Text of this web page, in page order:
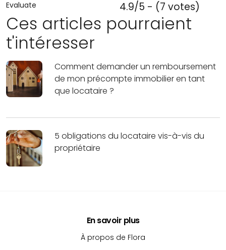
Evaluate 4.9/5 - (7 votes)
Ces articles pourraient
t'intéresser
Comment demander un remboursement
de mon précompte immobilier en tant
que locataire ?
5 obligations du locataire vis-à-vis du
propriétaire
En savoir plus
À propos de Flora